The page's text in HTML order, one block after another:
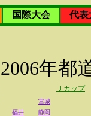
国際大会 代表
2006年都
Ｊカップ
宮城
福井
静岡